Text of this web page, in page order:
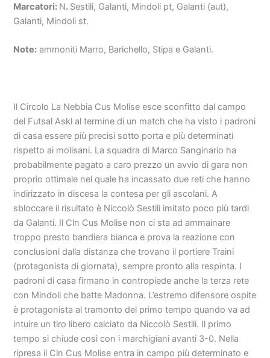
Marcatori: N. Sestili, Galanti, Mindoli pt, Galanti (aut),
Galanti, Mindoli st.
Note: ammoniti Marro, Barichello, Stipa e Galanti.
Il Circolo La Nebbia Cus Molise esce sconfitto dal campo
del Futsal Askl al termine di un match che ha visto i padroni
di casa essere più precisi sotto porta e più determinati
rispetto ai molisani. La squadra di Marco Sanginario ha
probabilmente pagato a caro prezzo un avvio di gara non
proprio ottimale nel quale ha incassato due reti che hanno
indirizzato in discesa la contesa per gli ascolani. A
sbloccare il risultato è Niccolò Sestili imitato poco più tardi
da Galanti. Il Cln Cus Molise non ci sta ad ammainare
troppo presto bandiera bianca e prova la reazione con
conclusioni dalla distanza che trovano il portiere Traini
(protagonista di giornata), sempre pronto alla respinta. I
padroni di casa firmano in contropiede anche la terza rete
con Mindoli che batte Madonna. L’estremo difensore ospite
è protagonista al tramonto del primo tempo quando va ad
intuire un tiro libero calciato da Niccolò Sestili. Il primo
tempo si chiude così con i marchigiani avanti 3-0. Nella
ripresa il Cln Cus Molise entra in campo più determinato e